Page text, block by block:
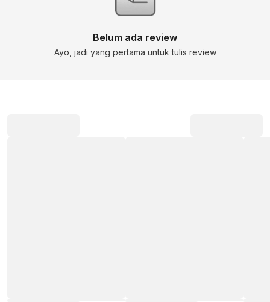
Belum ada review
Ayo, jadi yang pertama untuk tulis review